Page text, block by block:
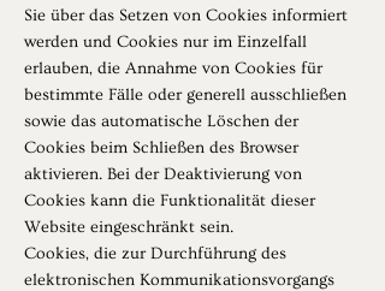
Sie über das Setzen von Cookies informiert
werden und Cookies nur im Einzelfall
erlauben, die Annahme von Cookies für
bestimmte Fälle oder generell ausschließen
sowie das automatische Löschen der
Cookies beim Schließen des Browser
aktivieren. Bei der Deaktivierung von
Cookies kann die Funktionalität dieser
Website eingeschränkt sein.
Cookies, die zur Durchführung des
elektronischen Kommunikationsvorgangs